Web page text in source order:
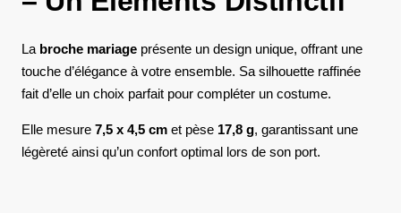
La broche mariage présente un design unique, offrant une
touche d’élégance à votre ensemble. Sa silhouette raffinée
fait d’elle un choix parfait pour compléter un costume.
Elle mesure 7,5 x 4,5 cm et pèse 17,8 g, garantissant une
légèreté ainsi qu’un confort optimal lors de son port.